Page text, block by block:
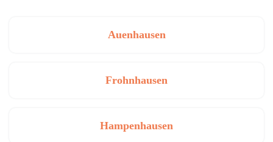
Auenhausen
Frohnhausen
Hampenhausen